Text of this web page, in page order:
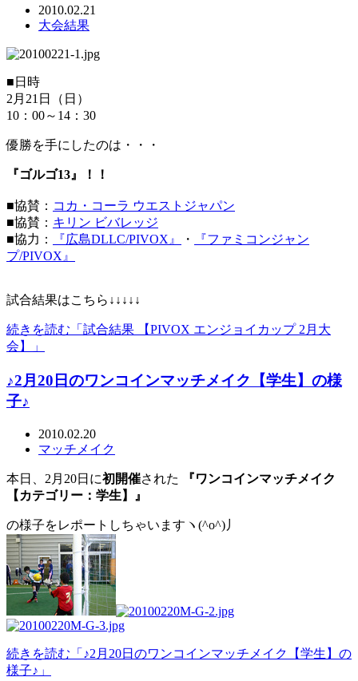
2010.02.21
大会結果
■日時
2月21日（日）
10：00～14：30
優勝を手にしたのは・・・
『ゴルゴ13』！！
■協賛： コカ・コーラ ウエストジャパン
■協賛： キリン ビバレッジ
■協力：
『広島DLLC/PIVOX』 ・
『ファミコンジャン
プ/PIVOX』
試合結果はこちら↓↓↓↓↓
続きを読む「試合結果 【PIVOX エンジョイカップ 2月大
会】」
♪2月20日のワンコインマッチメイク【学生】の様
子♪
2010.02.20
マッチメイク
本日、2月20日に初開催された
『ワンコインマッチメイク
【カテゴリー：学生】』
の様子をレポートしちゃいますヽ(^o^)丿
続きを読む「♪2月20日のワンコインマッチメイク【学生】の
様子♪」